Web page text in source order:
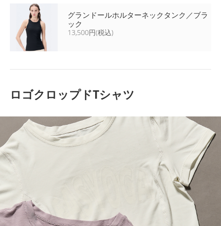
グランドールホルターネックタンク／ブラ
ック
13,500円(税込)
ロゴクロップドTシャツ